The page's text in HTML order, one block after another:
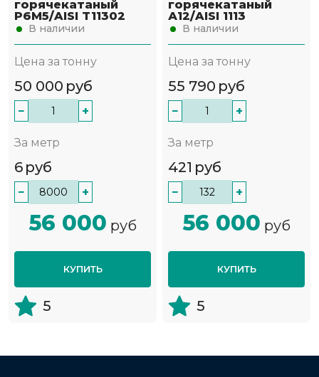
горячекатаный
Р6М5/AISI T11302
В наличии
Цена за тонну
50 000 руб
− +
За метр
6 руб
− +
56 000 руб
КУПИТЬ
5
горячекатаный
А12/AISI 1113
В наличии
Цена за тонну
55 790 руб
− +
За метр
421 руб
− +
56 000 руб
КУПИТЬ
5